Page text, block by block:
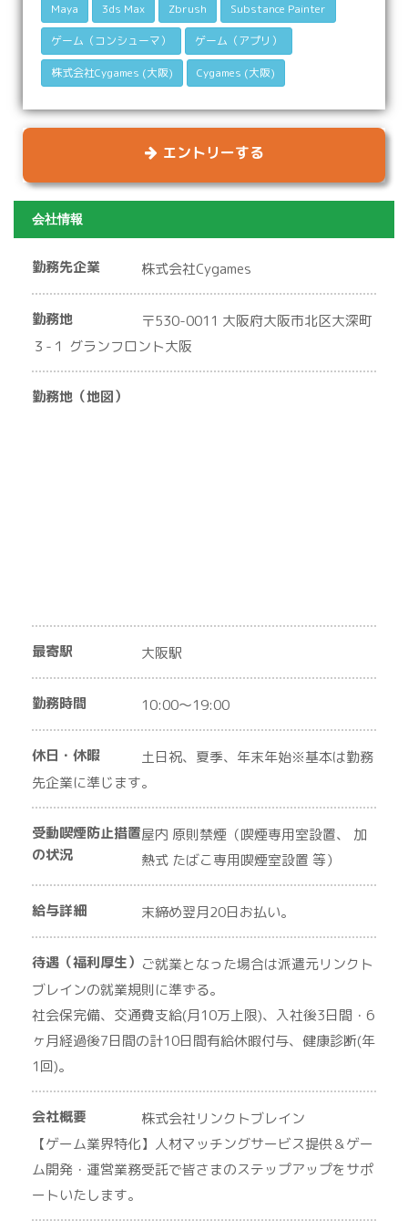
Maya 3ds Max Zbrush Substance Painter
ゲーム（コンシューマ） ゲーム（アプリ）
株式会社Cygames (大阪) Cygames (大阪)
エントリーする
会社情報
勤務先企業 株式会社Cygames
勤務地
〒530-0011 大阪府大阪市北区大深町
３-１ グランフロント大阪
勤務地（地図）
最寄駅 大阪駅
勤務時間 10:00～19:00
休日・休暇
土日祝、夏季、年末年始※基本は勤務
先企業に準じます。
受動喫煙防止措置
の状況
屋内 原則禁煙（喫煙専用室設置、 加
熱式 たばこ専用喫煙室設置 等）
給与詳細 末締め翌月20日お払い。
待遇（福利厚生） ご就業となった場合は派遣元リンクト
ブレインの就業規則に準ずる。
社会保完備、交通費支給(月10万上限)、入社後3日間・6
ヶ月経過後7日間の計10日間有給休暇付与、健康診断(年
1回)。
会社概要
株式会社リンクトブレイン
【ゲーム業界特化】人材マッチングサービス提供＆ゲー
ム開発・運営業務受託で皆さまのステップアップをサポ
ートいたします。